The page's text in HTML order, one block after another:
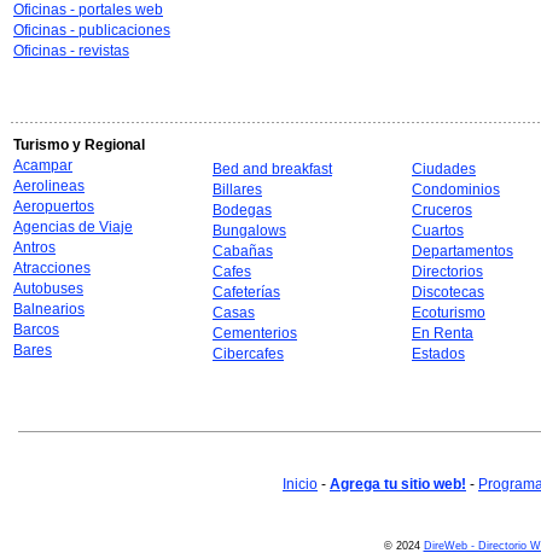
Oficinas - portales web
Oficinas - publicaciones
Oficinas - revistas
Turismo y Regional
Acampar
Aerolineas
Aeropuertos
Agencias de Viaje
Antros
Atracciones
Autobuses
Balnearios
Barcos
Bares
Bed and breakfast
Billares
Bodegas
Bungalows
Cabañas
Cafes
Cafeterías
Casas
Cementerios
Cibercafes
Ciudades
Condominios
Cruceros
Cuartos
Departamentos
Directorios
Discotecas
Ecoturismo
En Renta
Estados
Inicio - Agrega tu sitio web! -
© 2024 DireWeb - Directorio